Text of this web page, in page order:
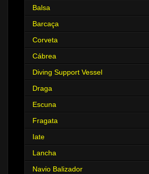
Balsa
Barcaça
Corveta
Cábrea
Diving Support Vessel
Draga
Escuna
Fragata
Iate
Lancha
Navio Balizador